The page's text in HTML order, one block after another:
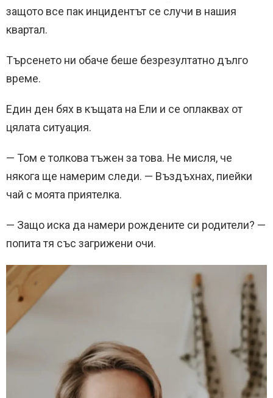
защото все пак инцидентът се случи в нашия
квартал.
Търсенето ни обаче беше безрезултатно дълго
време.
Един ден бях в къщата на Ели и се оплаквах от
цялата ситуация.
— Том е толкова тъжен за това. Не мисля, че
някога ще намерим следи. — Въздъхнах, пиейки
чай с моята приятелка.
— Защо иска да намери рождените си родители? —
попита тя със загрижени очи.